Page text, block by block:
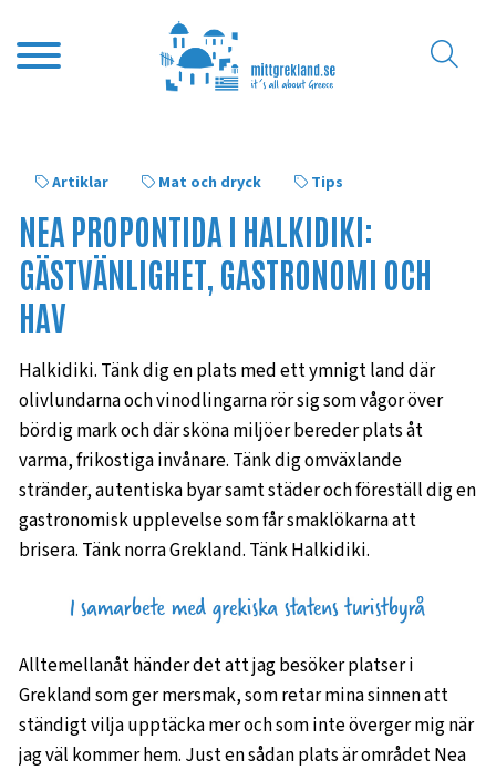
Artiklar Mat och dryck Tips
NEA PROPONTIDA I HALKIDIKI:
GÄSTVÄNLIGHET, GASTRONOMI OCH
HAV
Halkidiki. Tänk dig en plats med ett ymnigt land där
olivlundarna och vinodlingarna rör sig som vågor över
bördig mark och där sköna miljöer bereder plats åt
varma, frikostiga invånare. Tänk dig omväxlande
stränder, autentiska byar samt städer och föreställ dig en
gastronomisk upplevelse som får smaklökarna att
brisera. Tänk norra Grekland. Tänk Halkidiki.
Alltemellanåt händer det att jag besöker platser i
Grekland som ger mersmak, som retar mina sinnen att
ständigt vilja upptäcka mer och som inte överger mig när
jag väl kommer hem. Just en sådan plats är området Nea